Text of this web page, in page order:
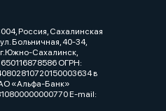
Россия, Сахалинская
Больничная, 40-34,
Сахалинск,
ОГРН:
в
«Альфа-Банк»
Е-mail: